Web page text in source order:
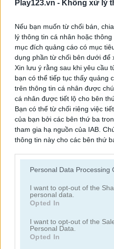
Play123.vn - Không xử lý
Nếu bạn muốn từ chối bán,
lý thông tin cá nhân hoặc
mục đích quảng cáo có mục
dụng phần từ chối bên dưới để
Xin lưu ý rằng sau khi yêu cầu
bạn có thể tiếp tục thấy quảng
trên thông tin cá nhân được
cá nhân được tiết lộ cho bên
Bạn có thể từ chối riêng việc
của bạn bởi các bên thứ ba
tham gia hạ nguồn của IAB.
thông tin này cho các bên thứ
lộ thêm thông tin này cho các
services and may gather and
not limited to your visit or
grant or deny consent to
use your data for below
consent section.
Personal Data Processing
I want to opt-out of the
personal data.
Opted In
I want to opt-out of the
Personal Data.
Opted In
Kids Color Book 2
Toilet Run
Hold My Hand, Friend
Danh mục liên quan
2048
khối